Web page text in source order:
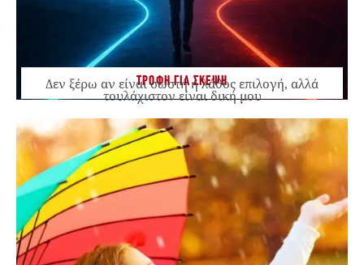
ΤΡΟΦΗ ΓΙΑ ΣΚΕΨΗ
Δεν ξέρω αν είναι σωστή ή λάθος επιλογή, αλλά
τουλάχιστον είναι δική μου